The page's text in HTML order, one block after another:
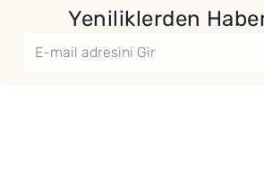
Yeniliklerden